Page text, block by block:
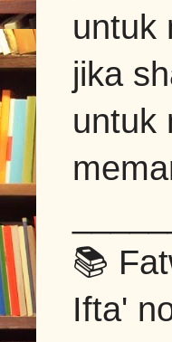
untuk
jika
untuk
📚
Ifta'